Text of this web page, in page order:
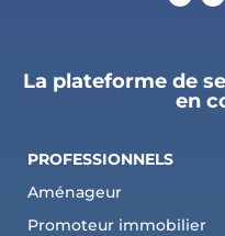
La plateforme de
en
PROFESSIONNELS
Aménageur
Promoteur immobilier